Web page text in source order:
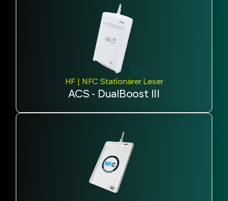
HF | NFC Stationärer Leser
ACS - DualBoost III